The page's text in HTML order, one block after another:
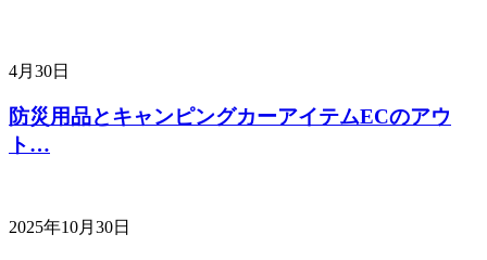
4月30日
防災用品とキャンピングカーアイテムECのアウ
ト…
2025年10月30日